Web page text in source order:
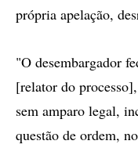
própria apelação,
"O desembargador
[relator do
sem amparo legal,
questão de ordem,